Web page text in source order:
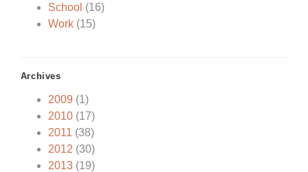
School (16)
Work(15)
Archives
2009 (1)
2010(17)
2011 (38)
2012 (30)
2013(19)